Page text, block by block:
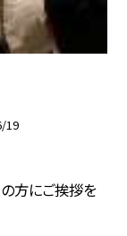
19
の方にご挨拶を